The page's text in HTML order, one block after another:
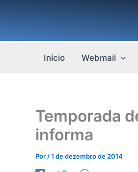
conteúdo
Início Webmail
Temporada
informa
Por /1 de dezembro de 2014